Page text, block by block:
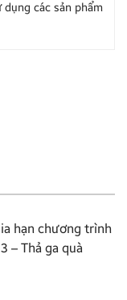
các sản phẩm
hạn chương trình
– Thả ga quà